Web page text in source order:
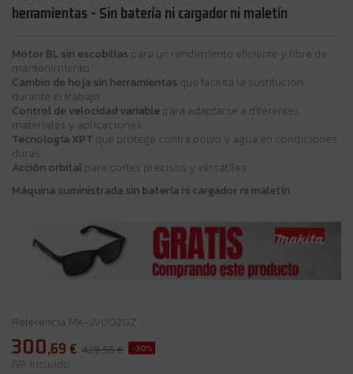
herramientas - Sin batería ni cargador ni maletín
Motor BL sin escobillas para un rendimiento eficiente y libre de
mantenimiento.
Cambio de hoja sin herramientas que facilita la sustitución
durante el trabajo.
Control de velocidad variable para adaptarse a diferentes
materiales y aplicaciones.
Tecnología XPT que protege contra polvo y agua en condiciones
duras.
Acción orbitalpara cortes precisos y versátiles.
Máquina suministrada sin batería ni cargador ni maletín
Referencia MK-JV002GZ
300,69 € 429,55 € -30%
IVA incluido